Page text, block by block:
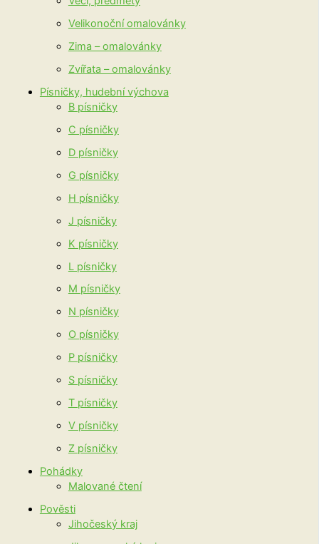
Velikonoční omalovánky
Zima – omalovánky
Zvířata – omalovánky
Písničky, hudební výchova
B písničky
C písničky
D písničky
G písničky
H písničky
J písničky
K písničky
L písničky
M písničky
N písničky
O písničky
P písničky
S písničky
T písničky
V písničky
Z písničky
Pohádky
Malované čtení
Pověsti
Jihočeský kraj